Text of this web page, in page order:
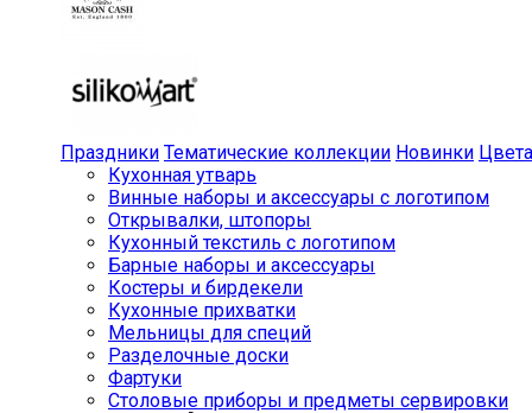
Праздники Тематические коллекции Новинки Цвета
Кухонная утварь
Винные наборы и аксессуары с логотипом
Открывалки, штопоры
Кухонный текстиль с логотипом
Барные наборы и аксессуары
Костеры и бирдекели
Кухонные прихватки
Мельницы для специй
Разделочные доски
Фартуки
Столовые приборы и предметы сервировки